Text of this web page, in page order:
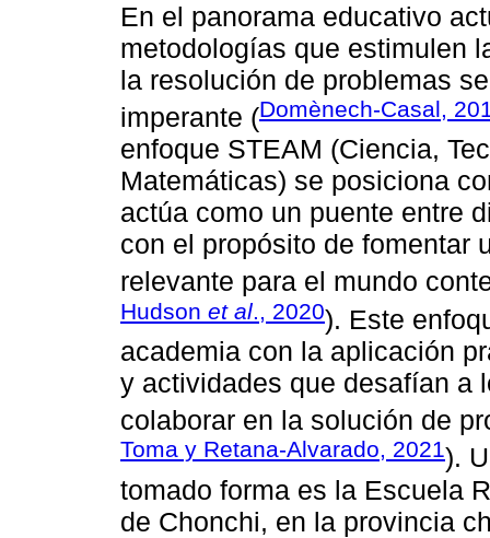
En el panorama educativo
metodologías que estimulen
la resolución de problemas
imperante (Domènech-Casal,
enfoque STEAM (Ciencia,
Matemáticas) se posiciona
actúa como un puente entre
con el propósito de fomentar
relevante para el mundo
Hudson et al., 2020). Este
academia con la aplicación
y actividades que desafían a
colaborar en la solución de
Toma y Retana-Alvarado, 2021).
tomado forma es la Escuela
de Chonchi, en la provincia